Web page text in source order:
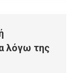
λόγω της